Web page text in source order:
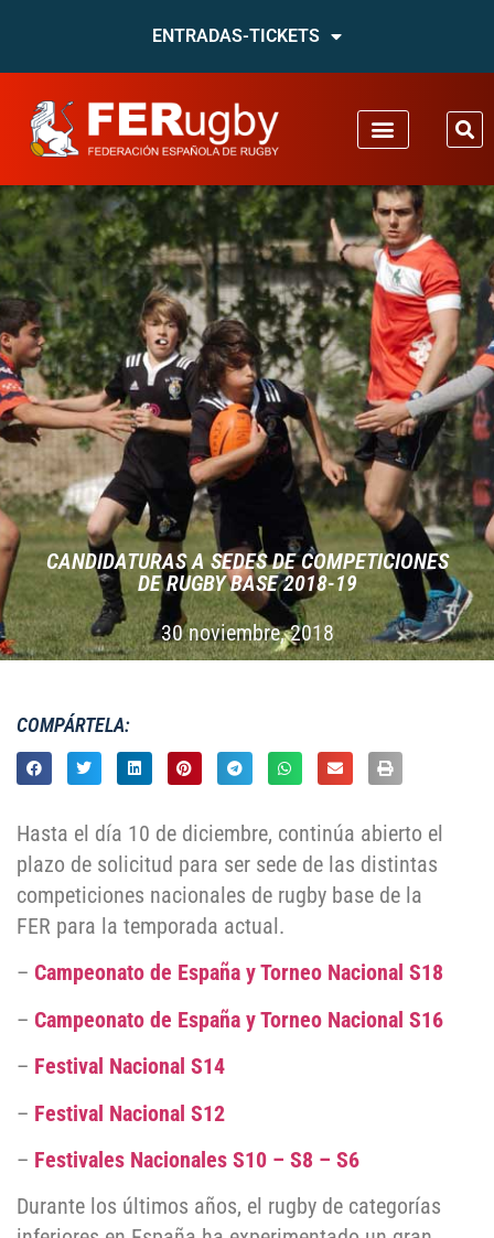
ENTRADAS-TICKETS
CANDIDATURAS A SEDES DE COMPETICIONES
DE RUGBY BASE 2018-19
30 noviembre, 2018
COMPÁRTELA:
Hasta el día 10 de diciembre, continúa abierto el
plazo de solicitud para ser sede de las distintas
competiciones nacionales de rugby base de la
FER para la temporada actual.
– Campeonato de España y Torneo Nacional S18
– Campeonato de España y Torneo Nacional S16
– Festival Nacional S14
– Festival Nacional S12
– Festivales Nacionales S10 – S8 – S6
Durante los últimos años, el rugby de categorías